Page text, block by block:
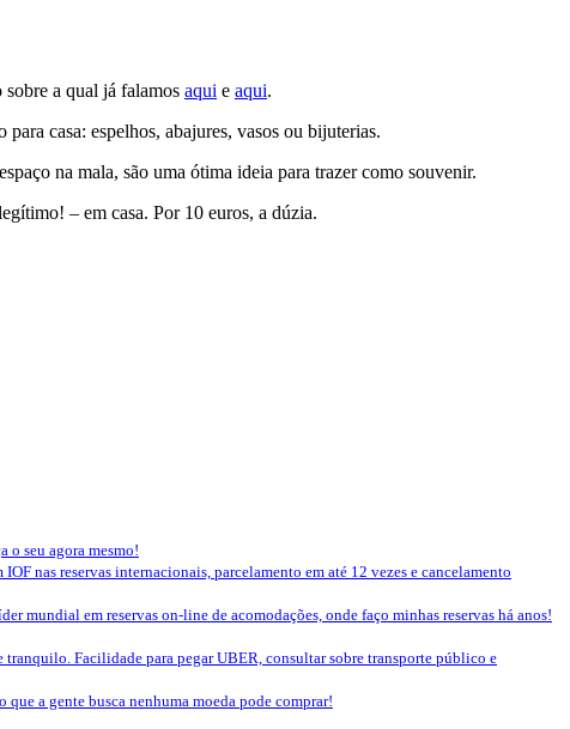
sobre a qual já falamos aqui e aqui.
casa: espelhos, abajures, vasos ou bijuterias.
na mala, são uma ótima ideia para trazer como souvenir.
– em casa. Por 10 euros, a dúzia.
o seu agora mesmo!
nas reservas internacionais, parcelamento em até 12 vezes e cancelamento
mundial em reservas on-line de acomodações, onde faço minhas reservas há anos!
Facilidade para pegar UBER, consultar sobre transporte público e
a gente busca nenhuma moeda pode comprar!